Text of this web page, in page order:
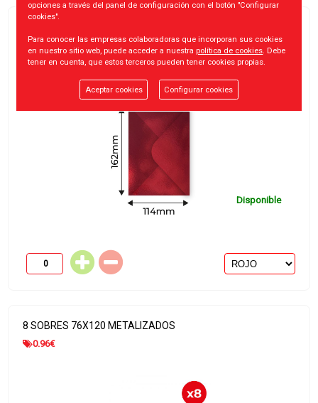
1.25€
Disponible
8 SOBRES 76X120 METALIZADOS
0.96€
opciones a través del panel de configuración con el botón "Configurar
cookies".
Para conocer las empresas colaboradoras que incorporan sus cookies
en nuestro sitio web, puede acceder a nuestra política de cookies. Debe
tener en cuenta, que estos terceros pueden tener cookies propias.
Aceptar cookies Configurar cookies